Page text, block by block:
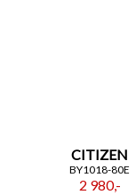
CITIZEN
BY1018-80E
2 980,-